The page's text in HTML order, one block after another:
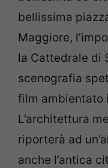
bellissima
Maggiore,
la Cattedrale di
scenografia
film ambientato
L’architettura
riporterà ad
anche l’antica